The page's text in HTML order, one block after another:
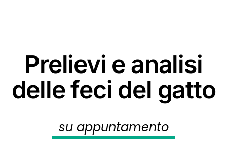
Prelievi e analisi
delle feci del gatto
su appuntamento